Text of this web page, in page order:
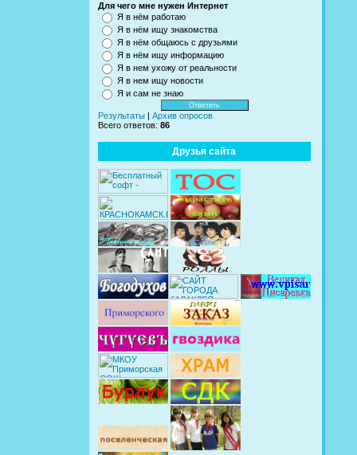
Для чего мне нужен Интернет
Я в нём работаю
Я в нём ищу знакомства
Я в нём общаюсь с друзьями
Я в нём ищу информацию
Я в нем ухожу от реальности
Я в нем ищу новости
Я и сам не знаю
Результаты
Архив опросов
Всего ответов: 86
Друзья сайта